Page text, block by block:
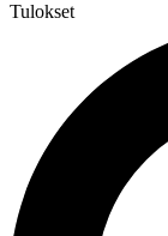
Tulokset